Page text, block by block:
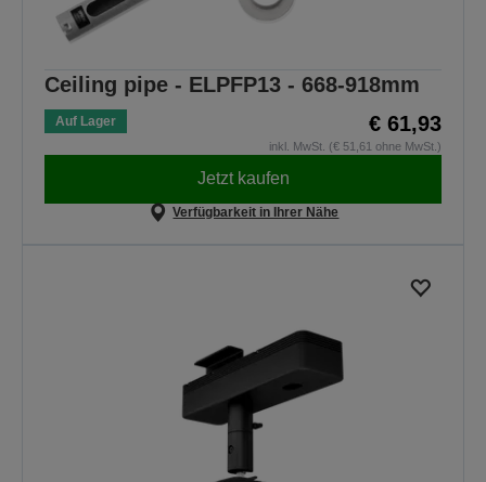
Ceiling pipe - ELPFP13 - 668-918mm
Auf Lager € 61,93
inkl. MwSt. (€ 51,61 ohne MwSt.)
Jetzt kaufen
Verfügbarkeit in Ihrer Nähe